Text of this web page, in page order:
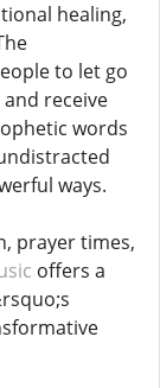
healing,
to let go
receive
words
ways.
prayer times,
offers a